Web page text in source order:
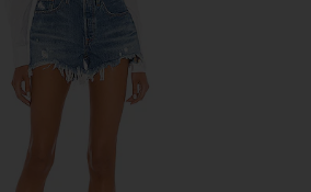
SHORT VAQUERO 501 ORIGINAL